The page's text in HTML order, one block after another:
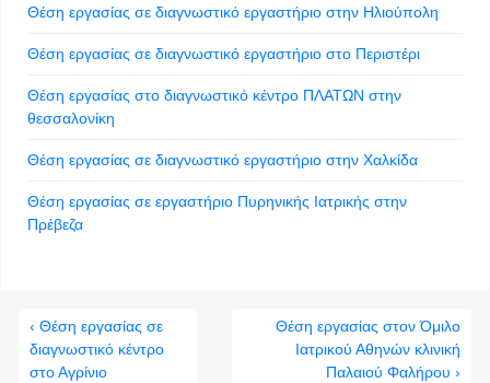
Θέση εργασίας σε διαγνωστικό εργαστήριο στην Ηλιούπολη
Θέση εργασίας σε διαγνωστικό εργαστήριο στο Περιστέρι
Θέση εργασίας στο διαγνωστικό κέντρο ΠΛΑΤΩΝ στην
θεσσαλονίκη
Θέση εργασίας σε διαγνωστικό εργαστήριο στην Χαλκίδα
Θέση εργασίας σε εργαστήριο Πυρηνικής Ιατρικής στην
Πρέβεζα
‹ Θέση εργασίας σε
διαγνωστικό κέντρο
στο Αγρίνιο
Θέση εργασίας στον Όμιλο
Ιατρικού Αθηνών κλινική
Παλαιού Φαλήρου ›